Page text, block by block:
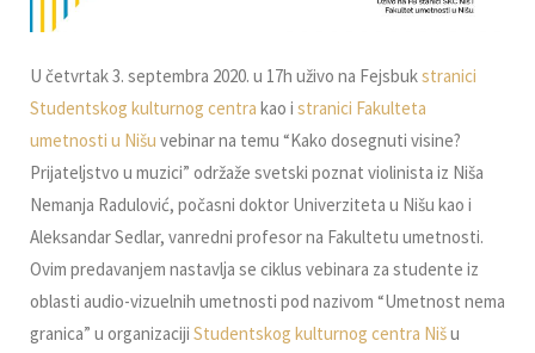
U četvrtak 3. septembra 2020. u 17h uživo na Fejsbukstranici
Studentskog kulturnog centra kao i stranici Fakulteta
umetnosti u Nišu vebinar na temu “Kako dosegnuti visine?
Prijatelјstvo u muzici” održaže svetski poznat violinista iz Niša
Nemanja Radulović, počasni doktor Univerziteta u Nišu kao i
Aleksandar Sedlar, vanredni profesor na Fakultetu umetnosti.
Ovim predavanjem nastavlјa se ciklus vebinara za studente iz
oblasti audio-vizuelnih umetnosti pod nazivom “Umetnost nema
granica” u organizaciji Studentskog kulturnog centra Nišu